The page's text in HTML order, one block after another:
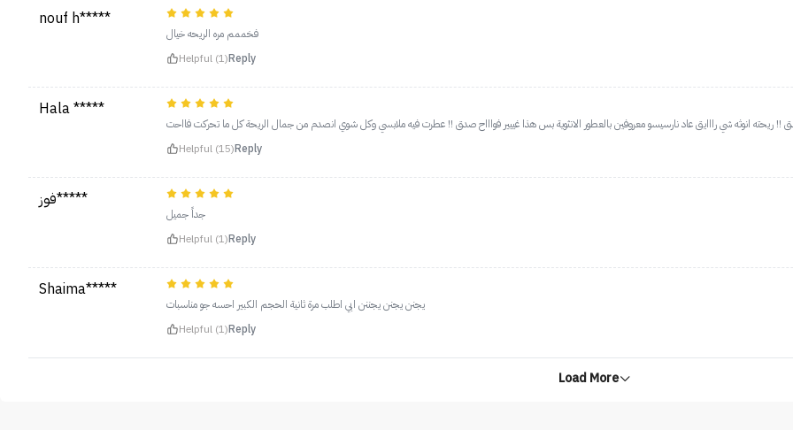
nouf h*****
فخممم مره الريحه خيال
Helpful (1)Reply
Hala *****
!! ريحته انوثه شي رااايق عاد نارسيسو معروفين بالعطور الانثوية بس هذا غييير فواااح صدق !! عطرت فيه ملابسي وكل شوي انصدم من جمال الريحة كل ما تحركت فااحت
Helpful (15)Reply
فوز*****
جداً جميل
Helpful (1)Reply
Shaima*****
يجنن يجنن يجننن ابي اطلب مرة ثانية الحجم الكبير احسه جو مناسبات
Helpful (1)Reply
Load More